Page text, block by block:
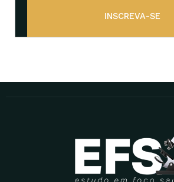
INSCREVA-SE